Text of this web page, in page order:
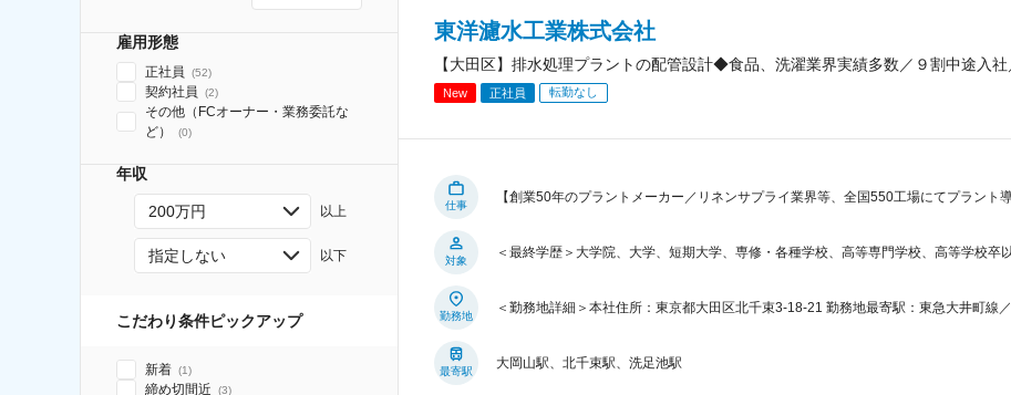
雇用形態
正社員 (52)
契約社員 (2)
その他（FCオーナー・業務委託な
ど）
(0)
年収
200万円 以上
指定しない 以下
こだわり条件ピックアップ
新着 (1)
締め切間近 (3)
東洋濾水工業株式会社
【大田区】排水処理プラントの配管設計◆食品、洗濯業界実績多数／９割中途入
New 正社員 転勤なし
仕事
【創業50年のプラントメーカー／リネンサプライ業界等、全国550工場にてプラント
対象
＜最終学歴＞大学院、大学、短期大学、専修・各種学校、高等専門学校、高等学校卒
勤務地
＜勤務地詳細＞本社住所：東京都大田区北千束3-18-21 勤務地最寄駅：東急大井町線
最寄駅
大岡山駅、北千束駅、洗足池駅